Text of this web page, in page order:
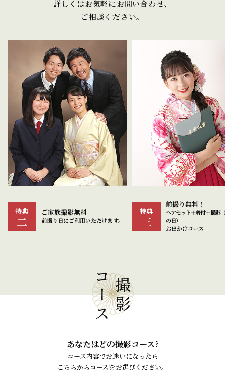
詳しくはお気軽にお問い合わせ、
ご相談ください。
特典
三
ヘアセット＋着付＋撮影（卒業式以外
の日）
特典
四
高校生割引
3,000円OFF
レンタルお出かけコー
撮影
コース
あなたはどの撮影コース?
コース内容でお迷いになったら
こちらからコースをお選びください。